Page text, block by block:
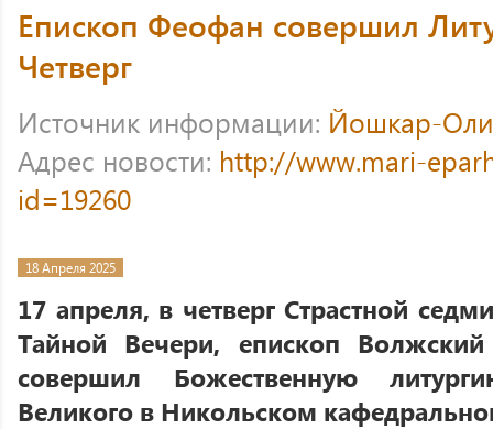
Епископ Феофан совершил
Четверг
Источник информации: Йошкар-
Адрес новости: http://www.mari-
id=19260
18 Апреля 2025
17 апреля, в четверг Страстной
Тайной Вечери, епископ
совершил Божественную
Великого в Никольском